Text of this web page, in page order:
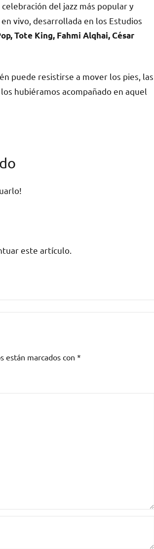
del jazz más popular y
vivo, desarrollada en los Estudios
Tote King, Fahmi Alqhai, César
puede resistirse a mover los pies, las
hubiéramos acompañado en aquel
este artículo.
están marcados con *